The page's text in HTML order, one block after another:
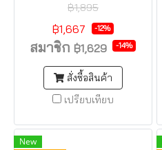
฿1,895
฿1,667 -12%
สมาชิก ฿1,629 -14%
สั่งซื้อสินค้า
เปรียบเทียบ
New